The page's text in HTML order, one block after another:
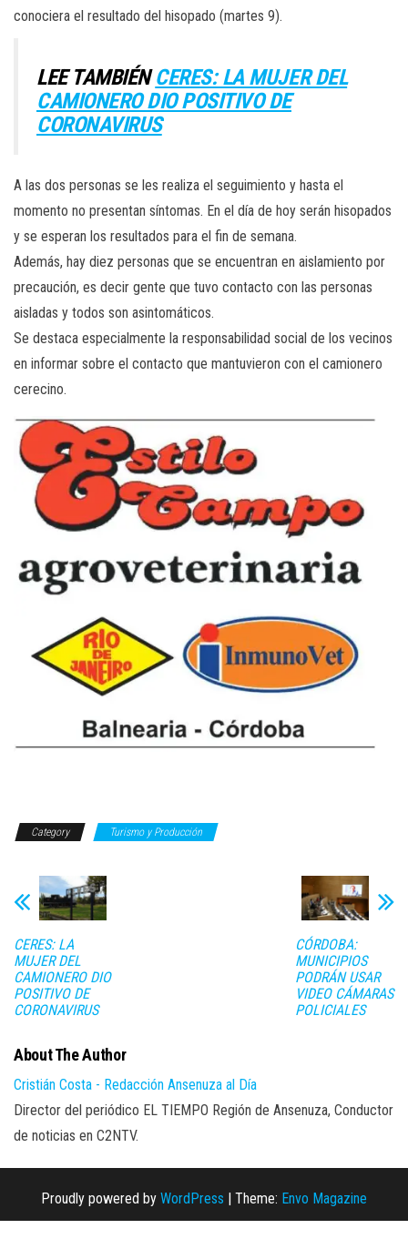
conociera el resultado del hisopado (martes 9).
LEE TAMBIÉNCERES: LA MUJER DEL
CAMIONERO DIO POSITIVO DE
CORONAVIRUS
A las dos personas se les realiza el seguimiento y hasta el
momento no presentan síntomas. En el día de hoy serán hisopados
y se esperan los resultados para el fin de semana.
Además, hay diez personas que se encuentran en aislamiento por
precaución, es decir gente que tuvo contacto con las personas
aisladas y todos son asintomáticos.
Se destaca especialmente la responsabilidad social de los vecinos
en informar sobre el contacto que mantuvieron con el camionero
cerecino.
Category Turismo y Producción
CERES: LA
MUJER DEL
CAMIONERO DIO
POSITIVO DE
CORONAVIRUS
CÓRDOBA:
MUNICIPIOS
PODRÁN USAR
VIDEO CÁMARAS
POLICIALES
About The Author
Cristián Costa - Redacción Ansenuza al Día
Director del periódico EL TIEMPO Región de Ansenuza, Conductor
de noticias en C2NTV.
Proudly powered by WordPress | Theme: Envo Magazine